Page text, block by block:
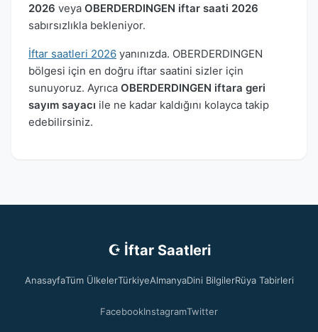
2026 veya OBERDERDINGEN iftar saati 2026
sabırsızlıkla bekleniyor.
İftar saatleri 2026 yanınızda. OBERDERDINGEN
bölgesi için en doğru iftar saatini sizler için
sunuyoruz. Ayrıca OBERDERDINGEN iftara geri
sayım sayacı ile ne kadar kaldığını kolayca takip
edebilirsiniz.
☪ İftar Saatleri
AnasayfaTüm ÜlkelerTürkiyeAlmanyaDini BilgilerRüya Tabirleri
FacebookInstagramTwitter